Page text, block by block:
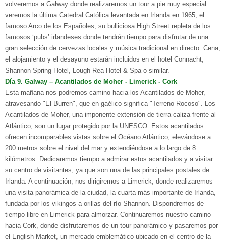
volveremos a Galway donde realizaremos un tour a pie muy especial:
veremos la última Catedral Católica levantada en Irlanda en 1965, el
famoso Arco de los Españoles, su bulliciosa High Street repleta de los
famosos ‘pubs’ irlandeses donde tendrán tiempo para disfrutar de una
gran selección de cervezas locales y música tradicional en directo. Cena,
el alojamiento y el desayuno estarán incluidos en el hotel Connacht,
Shannon Spring Hotel, Lough Rea Hotel & Spa o similar.
Día 9. Galway – Acantilados de Moher - Limerick - Cork
Esta mañana nos podremos camino hacia los Acantilados de Moher,
atravesando "El Burren", que en gaélico significa "Terreno Rocoso". Los
Acantilados de Moher, una imponente extensión de tierra caliza frente al
Atlántico, son un lugar protegido por la UNESCO. Estos acantilados
ofrecen incomparables vistas sobre el Océano Atlántico, elevándose a
200 metros sobre el nivel del mar y extendiéndose a lo largo de 8
kilómetros. Dedicaremos tiempo a admirar estos acantilados y a visitar
su centro de visitantes, ya que son una de las principales postales de
Irlanda. A continuación, nos dirigiremos a Limerick, donde realizaremos
una visita panorámica de la ciudad, la cuarta más importante de Irlanda,
fundada por los vikingos a orillas del río Shannon. Dispondremos de
tiempo libre en Limerick para almorzar. Continuaremos nuestro camino
hacia Cork, donde disfrutaremos de un tour panorámico y pasaremos por
el English Market, un mercado emblemático ubicado en el centro de la